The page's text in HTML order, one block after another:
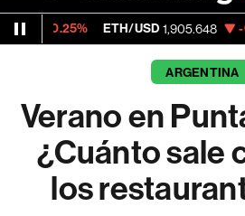
ETH/USD 1,905.648 -0.53% Visa
ARGENTINA
Verano en
¿Cuánto sale
los